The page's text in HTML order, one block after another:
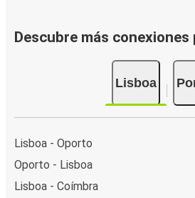
Descubre más conexiones
Lisboa
Lisboa - Oporto
Oporto - Lisboa
Lisboa - Coímbra